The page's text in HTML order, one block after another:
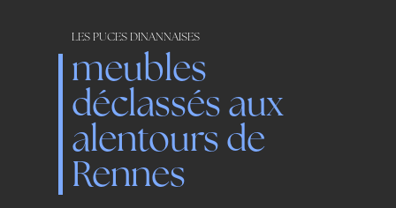
LES PUCES DINANNAISES
meubles
déclassés aux
alentours de
Rennes